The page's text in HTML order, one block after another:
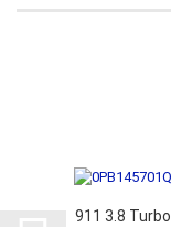
911 3.8 Turbo